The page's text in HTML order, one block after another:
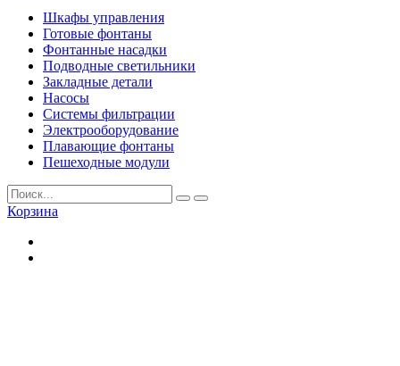
Шкафы управления
Готовые фонтаны
Фонтанные насадки
Подводные светильники
Закладные детали
Насосы
Системы фильтрации
Электрооборудование
Плавающие фонтаны
Пешеходные модули
Корзина